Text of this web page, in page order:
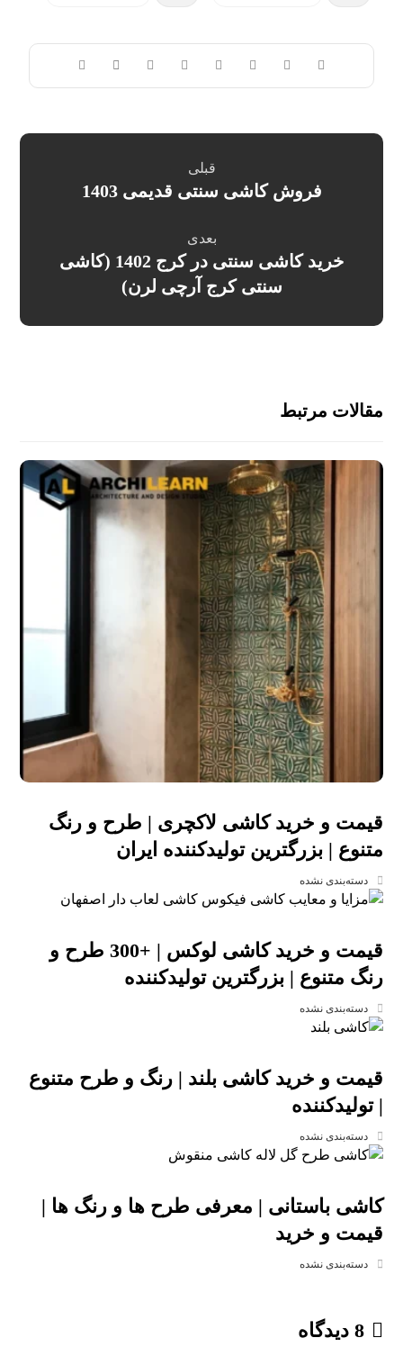
قبلی
فروش کاشی سنتی قدیمی 1403
بعدی
خرید کاشی سنتی در کرج 1402 (کاشی
سنتی کرج آرچی لرن)
مقالات مرتبط
قیمت و خرید کاشی لاکچری | طرح و رنگ
متنوع | بزرگترین تولیدکننده ایران
دسته‌بندی نشده
قیمت و خرید کاشی لوکس | +300 طرح و
رنگ متنوع | بزرگترین تولیدکننده
دسته‌بندی نشده
قیمت و خرید کاشی بلند | رنگ و طرح متنوع
| تولیدکننده
دسته‌بندی نشده
کاشی باستانی | معرفی طرح ها و رنگ ها |
قیمت و خرید
دسته‌بندی نشده
8 دیدگاه